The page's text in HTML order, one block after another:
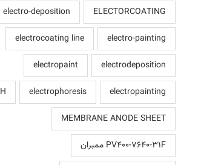
ELECTORCOATING
electro-deposition
electro-painting
electrocoating line
electrodeposition
electropaint
electropainting
electrophoresis
H
MEMBRANE ANODE SHEET
PV400-7640-31F ممبران